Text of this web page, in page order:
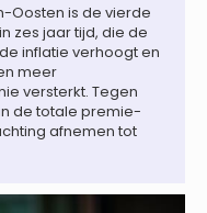
Oosten is de vierde
zes jaar tijd, die de
inflatie verhoogt en
meer
versterkt. Tegen
de totale premie-
afnemen tot